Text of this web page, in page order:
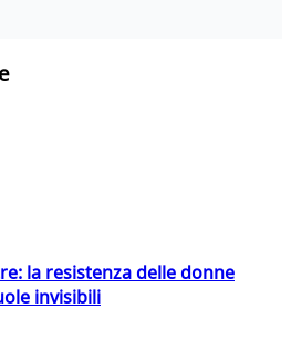
la resistenza delle donne
invisibili